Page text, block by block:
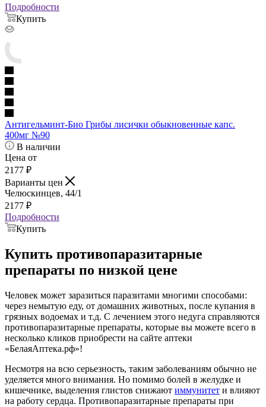
Подробности
Купить
Антигельминт-Био Грибы лисички обыкновенные капс.
400мг №90
В наличии
Цена от
2177 ₽
Варианты цен
Челюскинцев, 44/1
2177 ₽
Подробности
Купить
Купить противопаразитарные
препараты по низкой цене
Человек может заразиться паразитами многими способами:
через немытую еду, от домашних животных, после купания в
грязных водоемах и т.д. С лечением этого недуга справляются
противопаразитарные препараты, которые вы можете всего в
несколько кликов приобрести на сайте аптеки
«БелаяАптека.рф»!
Несмотря на всю серьезность, таким заболеваниям обычно не
уделяется много внимания. Но помимо болей в желудке и
кишечнике, выделения глистов снижают иммунитет и влияют
на работу сердца. Противопаразитарные препараты при